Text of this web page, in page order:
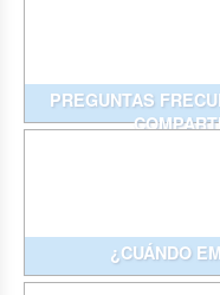
PREGUNTAS
¿CUÁNDO